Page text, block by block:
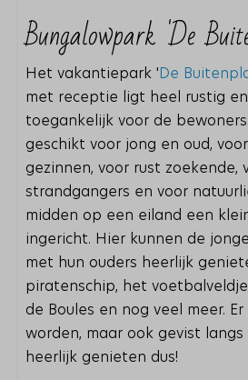
Bungalowpark 'De
Het vakantiepark ' De
met receptie ligt heel rustig
toegankelijk voor de
geschikt voor jong en oud,
gezinnen, voor rust zoekende,
strandgangers en voor
midden op een eiland een
ingericht. Hier kunnen de
met hun ouders heerlijk
piratenschip, het
de Boules en nog veel meer.
worden, maar ook gevist
heerlijk genieten dus!